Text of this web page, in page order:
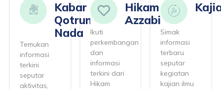
Kabar
Qotrun
Nada
Temukan
informasi
terkini
seputar
aktivitas,
Hikam
Azzabidi
Ikuti
perkembangan
dan
informasi
terkini dari
Hikam
Simak
informasi
terbaru
seputar
kegiatan
kajian ilmu